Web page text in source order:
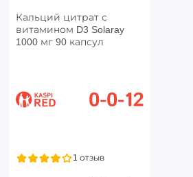
Кальций цитрат с
витамином D3 Solaray
1000 мг 90 капсул
1 отзыв